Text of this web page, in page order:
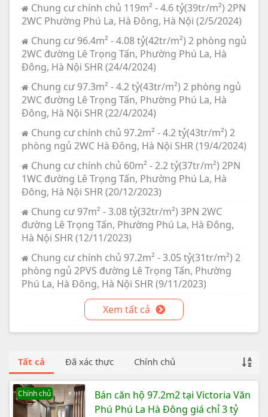
Chung cư chính chủ 119m² - 4.6 tỷ(39tr/m²) 2PN
2WC Phường Phú La, Hà Đông, Hà Nội (2/5/2024)
Chung cư 96.4m² - 4.08 tỷ(42tr/m²) 2 phòng ngủ
2WC đường Lê Trọng Tấn, Phường Phú La, Hà
Đông, Hà Nội SHR (24/4/2024)
Chung cư 97.3m² - 4.2 tỷ(43tr/m²) 2 phòng ngủ
2WC đường Lê Trọng Tấn, Phường Phú La, Hà
Đông, Hà Nội SHR (22/4/2024)
Chung cư chính chủ 97.2m² - 4.2 tỷ(43tr/m²) 2
phòng ngủ 2WC Hà Đông, Hà Nội SHR (19/4/2024)
Chung cư chính chủ 60m² - 2.2 tỷ(37tr/m²) 2PN
1WC đường Lê Trọng Tấn, Phường Phú La, Hà
Đông, Hà Nội SHR (20/12/2023)
Chung cư 97m² - 3.08 tỷ(32tr/m²) 3PN 2WC
đường Lê Trọng Tấn, Phường Phú La, Hà Đông,
Hà Nội SHR (12/11/2023)
Chung cư chính chủ 97.2m² - 3.05 tỷ(31tr/m²) 2
phòng ngủ 2PVS đường Lê Trọng Tấn, Phường
Phú La, Hà Đông, Hà Nội SHR (9/11/2023)
Xem tất cả
Tất cả Đã xác thực Chính chủ
Chính chủ
Bán căn hộ 97.2m2 tại Victoria Văn
Phú Phú La Hà Đông giá chỉ 3 tỷ